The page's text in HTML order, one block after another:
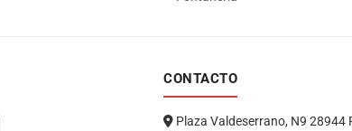
CONTACTO
Plaza Valdeserrano, N9 28944